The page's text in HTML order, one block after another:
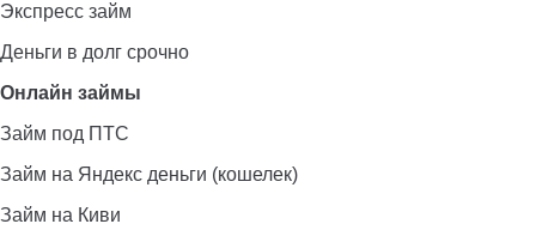
Экспресс займ
Деньги в долг срочно
Онлайн займы
Займ под ПТС
Займ на Яндекс деньги (кошелек)
Займ на Киви